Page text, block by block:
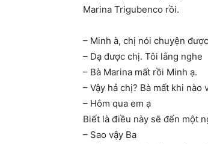
Marina Trigubenco rồi.
– Minh à, chị nói chuyện
– Dạ được chị. Tôi lắng nghe
– Bà Marina mất rồi Minh ạ.
– Vậy hả chị? Bà mất khi nào
– Hôm qua em ạ
Biết là điều này sẽ đến một
– Sao vậy Ba